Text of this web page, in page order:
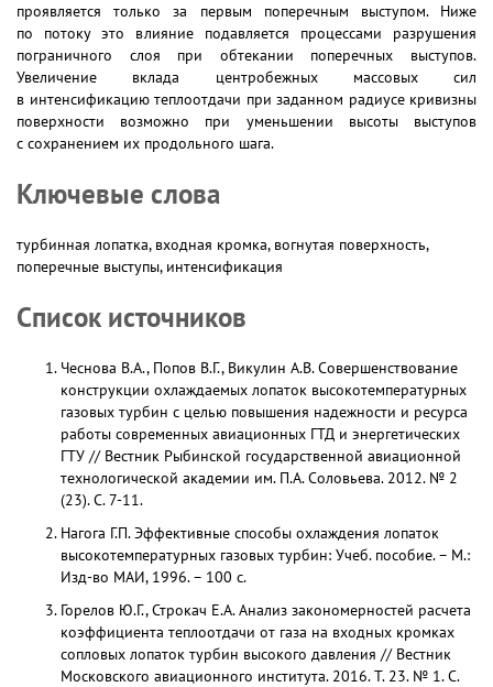
проявляется только за первым поперечным выступом. Ниже
по потоку это влияние подавляется процессами разрушения
пограничного слоя при обтекании поперечных выступов.
Увеличение вклада центробежных массовых сил
в интенсификацию теплоотдачи при заданном радиусе кривизны
поверхности возможно при уменьшении высоты выступов
с сохранением их продольного шага.
Ключевые слова
турбинная лопатка, входная кромка, вогнутая поверхность,
поперечные выступы, интенсификация
Список источников
Чеснова В.А., Попов В.Г., Викулин А.В. Совершенствование
конструкции охлаждаемых лопаток высокотемпературных
газовых турбин с целью повышения надежности и ресурса
работы современных авиационных ГТД и энергетических
ГТУ // Вестник Рыбинской государственной авиационной
технологической академии им. П.А. Соловьева. 2012. № 2
(23). С. 7-11.
Нагога Г.П. Эффективные способы охлаждения лопаток
высокотемпературных газовых турбин: Учеб. пособие. – М.:
Изд-во МАИ, 1996. – 100 с.
Горелов Ю.Г., Строкач Е.А. Анализ закономерностей расчета
коэффициента теплоотдачи от газа на входных кромках
сопловых лопаток турбин высокого давления // Вестник
Московского авиационного института. 2016. Т. 23. № 1. С.